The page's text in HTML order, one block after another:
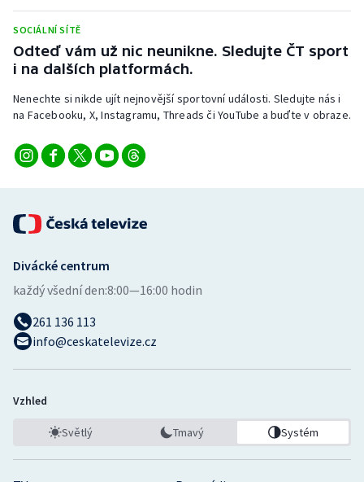
SOCIÁLNÍ SÍTĚ
Odteď vám už nic neunikne. Sledujte ČT sport
i na dalších platformách.
Nenechte si nikde ujít nejnovější sportovní události. Sledujte nás i
na Facebooku, X, Instagramu, Threads či YouTube a buďte v obraze.
Divácké centrum
každý všední den:8:00—16:00 hodin
261 136 113
info@ceskatelevize.cz
Vzhled
Světlý Tmavý Systém